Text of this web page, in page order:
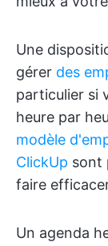
Une
gérer des
particulier si
heure par
modèle
ClickUp sont
faire
Un agenda